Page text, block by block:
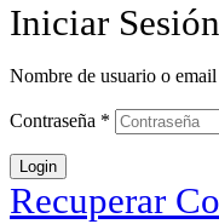
Iniciar Sesión
Nombre de usuario o email
Contraseña *
Login
Recuperar